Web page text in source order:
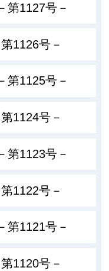
第1127号－
1126号－
第1125号－
1124号－
第1123号－
1122号－
第1121号－
1120号－